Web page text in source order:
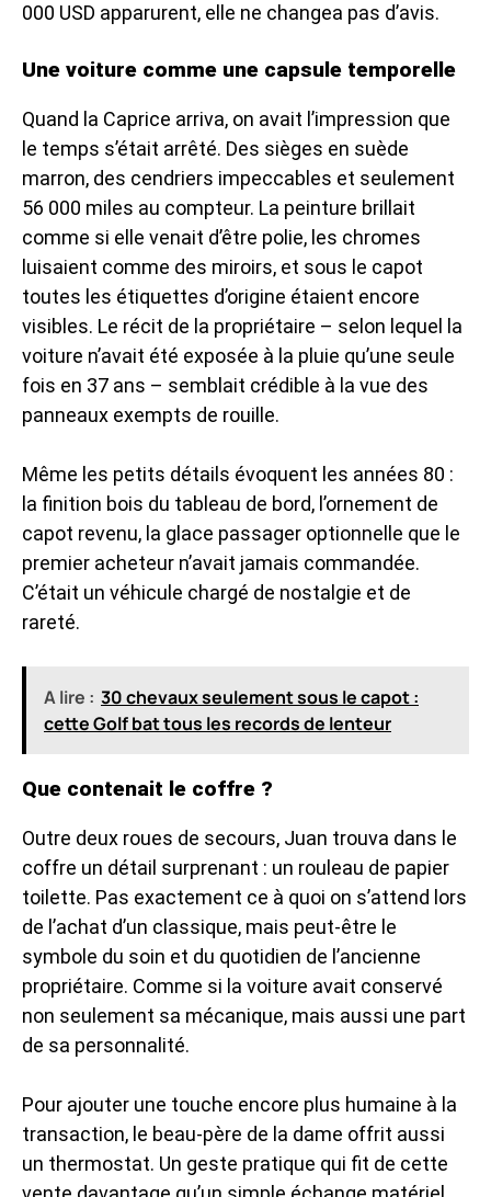
000 USD apparurent, elle ne changea pas d’avis.
Une voiture comme une capsule temporelle
Quand la Caprice arriva, on avait l’impression que
le temps s’était arrêté. Des sièges en suède
marron, des cendriers impeccables et seulement
56 000 miles au compteur. La peinture brillait
comme si elle venait d’être polie, les chromes
luisaient comme des miroirs, et sous le capot
toutes les étiquettes d’origine étaient encore
visibles. Le récit de la propriétaire – selon lequel la
voiture n’avait été exposée à la pluie qu’une seule
fois en 37 ans – semblait crédible à la vue des
panneaux exempts de rouille.
Même les petits détails évoquent les années 80 :
la finition bois du tableau de bord, l’ornement de
capot revenu, la glace passager optionnelle que le
premier acheteur n’avait jamais commandée.
C’était un véhicule chargé de nostalgie et de
rareté.
A lire : 30 chevaux seulement sous le capot :
cette Golf bat tous les records de lenteur
Que contenait le coffre ?
Outre deux roues de secours, Juan trouva dans le
coffre un détail surprenant : un rouleau de papier
toilette. Pas exactement ce à quoi on s’attend lors
de l’achat d’un classique, mais peut-être le
symbole du soin et du quotidien de l’ancienne
propriétaire. Comme si la voiture avait conservé
non seulement sa mécanique, mais aussi une part
de sa personnalité.
Pour ajouter une touche encore plus humaine à la
transaction, le beau-père de la dame offrit aussi
un thermostat. Un geste pratique qui fit de cette